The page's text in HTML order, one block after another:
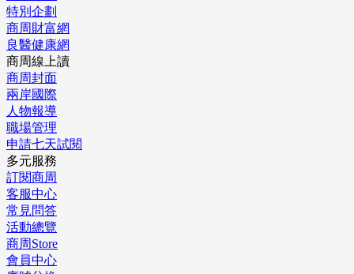
特別企劃
商周財富網
良醫健康網
商周線上讀
商周封面
兩岸國際
人物報導
職場管理
申請七天試閱
多元服務
訂閱商周
客服中心
常見問答
活動總覽
商周Store
會員中心